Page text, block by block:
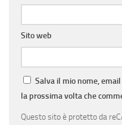
Sito web
Salva il mio nome,
la prossima volta che
Questo sito è protetto da